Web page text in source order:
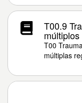
T00.9
T00
múltiplas